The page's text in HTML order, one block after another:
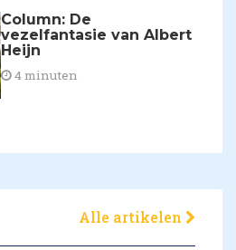
Column: De
vezelfantasie van Albert
Heijn
4 minuten
Alle artikelen